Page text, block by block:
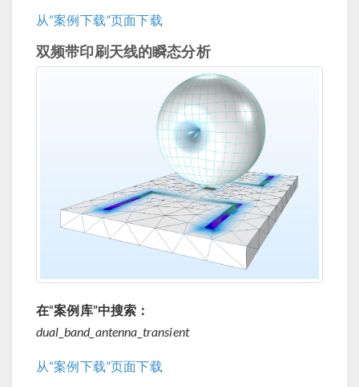
从“案例下载”页面下载
双频带印刷天线的瞬态分析
在“案例库”中搜索：
dual_band_antenna_transient
从“案例下载”页面下载